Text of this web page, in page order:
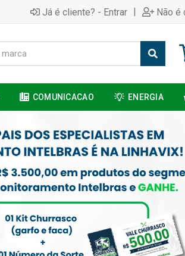
Já é cliente? - Entrar | Não é
COMUNICACAO ENERGIA